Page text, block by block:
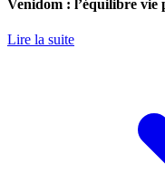
Venidom : l’équilibre vie
Lire la suite